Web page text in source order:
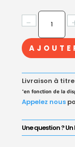
-
QUANTITÉ
TÉ
EN
FONTE
MALLÉABLE
NOIR
Livraison à
*en fonction de la
Appelez nous
Une question ?